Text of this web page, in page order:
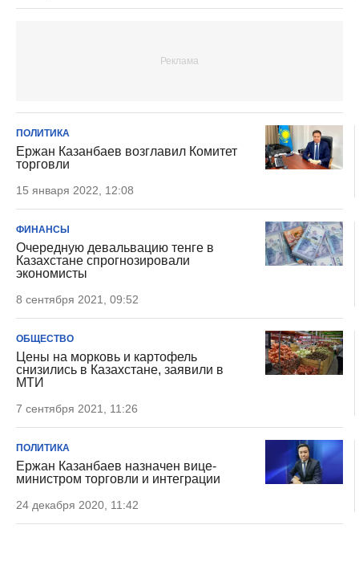
ПОЛИТИКА
Ержан Казанбаев возглавил Комитет
торговли
15 января 2022, 12:08
ФИНАНСЫ
Очередную девальвацию тенге в
Казахстане спрогнозировали
экономисты
8 сентября 2021, 09:52
ОБЩЕСТВО
Цены на морковь и картофель
снизились в Казахстане, заявили в
МТИ
7 сентября 2021, 11:26
ПОЛИТИКА
Ержан Казанбаев назначен вице-
министром торговли и интеграции
24 декабря 2020, 11:42